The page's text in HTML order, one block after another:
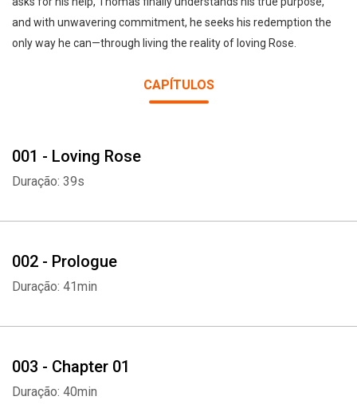
and with unwavering commitment, he seeks his redemption the
only way he can—through living the reality of loving Rose.
CAPÍTULOS
001 - Loving Rose
Duração: 39s
002 - Prologue
Duração: 41min
003 - Chapter 01
Duração: 40min